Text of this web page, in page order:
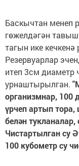
Баскычтан менеп
гөжелдәгән
тагын ике
Резервуарлар
итеп 3см
урнаштырылган.
организмнар, 100
үрчеп артып
белән
Чистартылган су
100 кубометр су